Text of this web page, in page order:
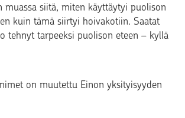
muassa siitä, miten käyttäytyi puolison
kuin tämä siirtyi hoivakotiin. Saatat
tehnyt tarpeeksi puolison eteen – kyllä
on muutettu Einon yksityisyyden